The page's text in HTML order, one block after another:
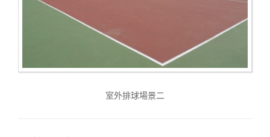
室外排球場景二